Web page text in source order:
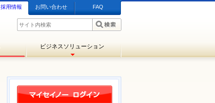
採用情報 お問い合わせ FAQ
ビジネスソリューション